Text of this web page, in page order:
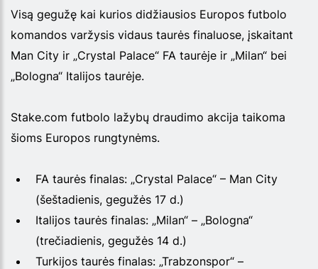
Visą gegužę kai kurios didžiausios Europos futbolo
komandos varžysis vidaus taurės finaluose, įskaitant
Man City ir „Crystal Palace“ FA taurėje ir „Milan“ bei
„Bologna“ Italijos taurėje.
Stake.com futbolo lažybų draudimo akcija taikoma
šioms Europos rungtynėms.
FA taurės finalas: „Crystal Palace“ – Man City
(šeštadienis, gegužės 17 d.)
Italijos taurės finalas: „Milan“ – „Bologna“
(trečiadienis, gegužės 14 d.)
Turkijos taurės finalas: „Trabzonspor“ –